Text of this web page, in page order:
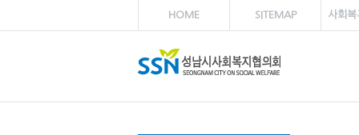
HOME SITEMAP 사회복